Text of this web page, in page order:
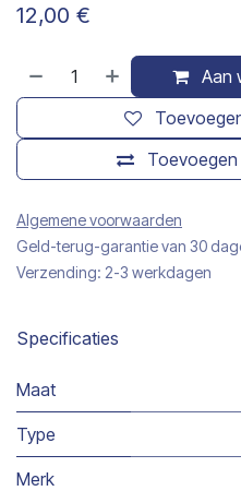
12,00 €
Aan
Toevoegen
Algemene voorwaarden
Geld-terug-garantie van 30
Verzending: 2-3 werkdagen
Specificaties
Maat
Type
Merk